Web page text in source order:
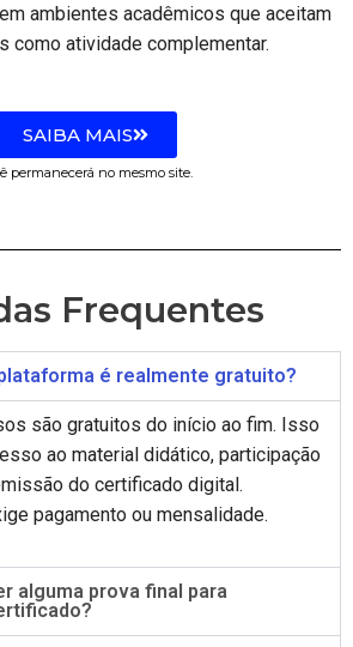
ambientes acadêmicos que aceitam
como atividade complementar.
SAIBA MAIS
permanecerá no mesmo site.
Frequentes
é realmente gratuito?
são gratuitos do início ao fim. Isso
ao material didático, participação
do certificado digital.
pagamento ou mensalidade.
alguma prova final para